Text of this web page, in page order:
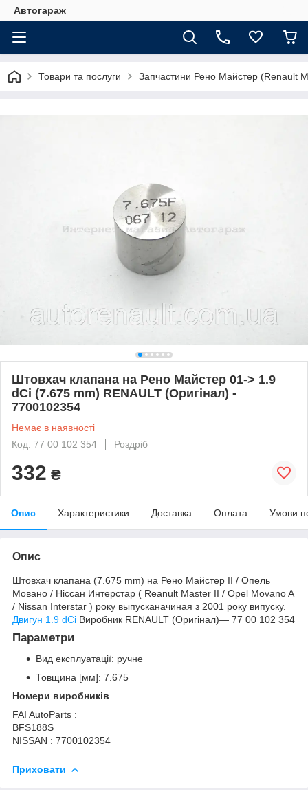
Автогараж
Товари та послуги Запчастини Рено Майстер (Renault
Штовхач клапана на Рено Майстер 01-> 1.9
dCi (7.675 mm) RENAULT (Оригінал) -
7700102354
Немає в наявності
Код: 77 00 102 354
Роздріб
332 ₴
Опис Характеристики Доставка Оплата Умови
Опис
Штовхач клапана (7.675 mm) на Рено Майстер II / Опель
Мовано / Ніссан Интерстар ( Reanult Master II / Opel Movano A
/ Nissan Interstar ) року выпусканачиная з 2001 року випуску.
Двигун 1.9 dCi Виробник RENAULT (Оригінал)― 77 00 102 354
Параметри
Вид експлуатації: ручне
Товщина [мм]: 7.675
Номери виробників
FAI AutoParts :
BFS188S
NISSAN : 7700102354
Приховати